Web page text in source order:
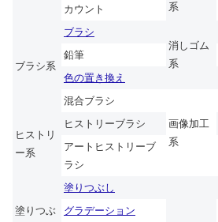
系
カウント
ブラシ系
ブラシ
消しゴム
系
鉛筆
色の置き換え
混合ブラシ
画像加工
系
ヒストリ
ー系
ヒストリーブラシ
アートヒストリーブ
ラシ
塗りつぶ
塗りつぶし
グラデーション